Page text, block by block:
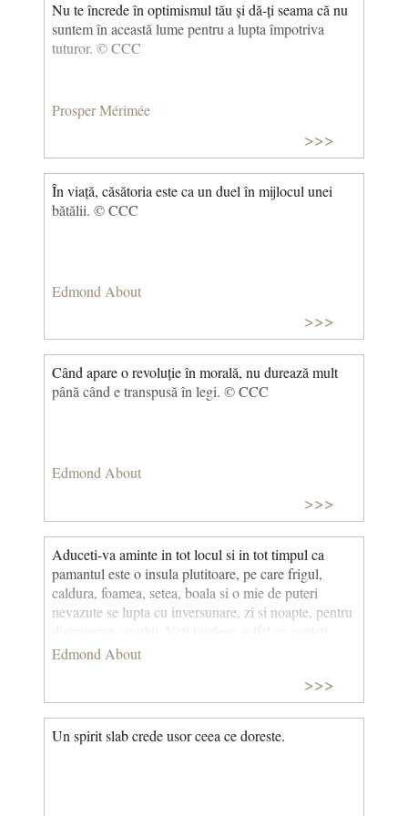
Nu te încrede în optimismul tău și dă-ți seama că nu
suntem în această lume pentru a lupta împotriva
tuturor. © CCC
Prosper Mérimée
>>>
În viață, căsătoria este ca un duel în mijlocul unei
bătălii. © CCC
Edmond About
>>>
Când apare o revoluție în morală, nu durează mult
până când e transpusă în legi. © CCC
Edmond About
>>>
Aduceti-va aminte in tot locul si in tot timpul ca
pamantul este o insula plutitoare, pe care frigul,
caldura, foamea, setea, boala si o mie de puteri
nevazute se lupta cu inversunare, zi si noapte, pentru
distrugerea omului. Veti intelege astfel ca sunteti
tovarasul firesc al tuturor oamenilor care vietuiesc
unirea tuturor sfortarilor individuale este singura
tactica care sa poata bate dusmanul comun; ca
puterile voastre, resursele voastre, luminile voastre,
unite cu cele ale tuturor aliatilor vostri, abia vor
Edmond About
>>>
Un spirit slab crede usor ceea ce doreste.